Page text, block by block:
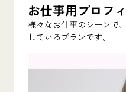
お仕事用プロフ
様々なお仕事のシーンで
しているプランです。